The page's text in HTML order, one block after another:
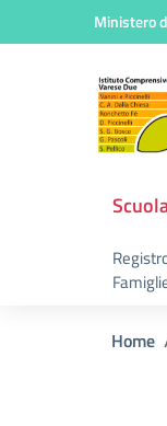
Vai ai contenuti
Vai al menu diMinistero
"S.
Home